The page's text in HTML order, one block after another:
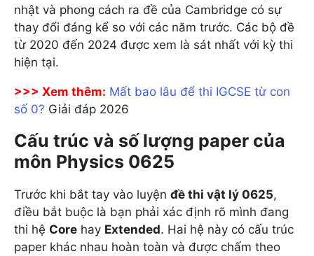
nhật và phong cách ra đề của Cambridge có sự
thay đổi đáng kể so với các năm trước. Các bộ đề
từ 2020 đến 2024 được xem là sát nhất với kỳ thi
hiện tại.
>>> Xem thêm: Mất bao lâu để thi IGCSE từ con
số 0? Giải đáp 2026
Cấu trúc và số lượng paper của
môn Physics 0625
Trước khi bắt tay vào luyện đề thi vật lý 0625,
điều bắt buộc là bạn phải xác định rõ mình đang
thi hệ Core hay Extended. Hai hệ này có cấu trúc
paper khác nhau hoàn toàn và được chấm theo